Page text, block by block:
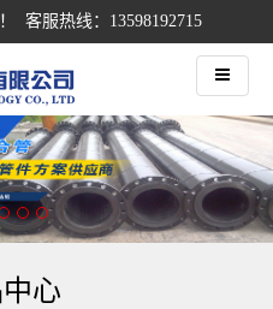
客服热线：13598192715
心